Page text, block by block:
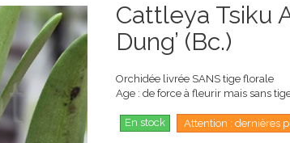
Cattleya Tsiku
Dung’ (Bc.)
Orchidée livrée SANS tige florale
Age : de force à fleurir mais sans
En stock Attention : dernières